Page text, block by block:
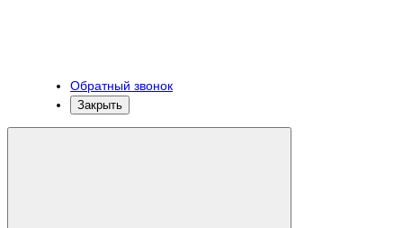
Обратный звонок
Закрыть